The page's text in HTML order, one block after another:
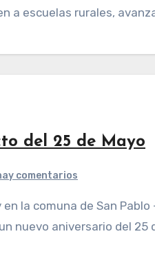
a escuelas rurales,
del 25 de Mayo
comentarios
nuevo aniversario del 25